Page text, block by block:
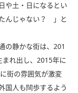
や土・日になるとい
んじゃない？ 」と
の静かな街は、201
れ出し、2015年に
街の雰囲気が激変
国人も闊歩するよう